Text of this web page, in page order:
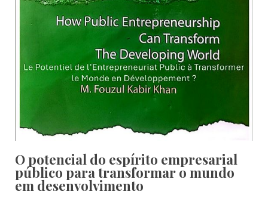
O potencial do espírito empresarial
público para transformar o mundo
em desenvolvimento